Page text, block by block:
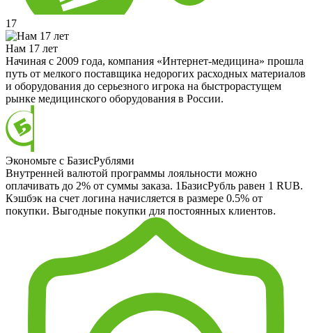
17
Нам 17 лет
Начиная с 2009 года, компания «Интернет-медицина» прошла
путь от мелкого поставщика недорогих расходных материалов
и оборудования до серьезного игрока на быстрорастущем
рынке медицинского оборудования в России.
Экономьте с БазисРублями
Внутренней валютой программы лояльности можно
оплачивать до 2% от суммы заказа. 1БазисРубль равен 1 RUB.
Кэшбэк на счет логина начисляется в размере 0.5% от
покупки. Выгодные покупки для постоянных клиентов.